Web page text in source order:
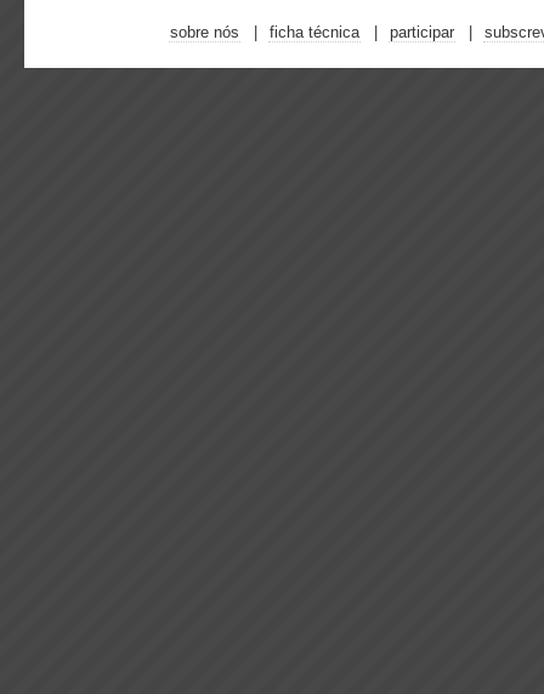
sobre nós ficha técnica participar